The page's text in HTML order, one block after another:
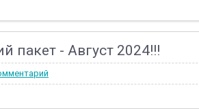
пакет - Август 2024!!!